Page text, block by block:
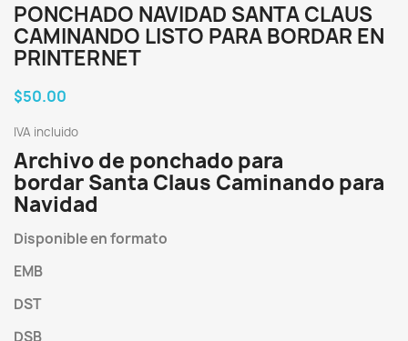
PONCHADO NAVIDAD SANTA CLAUS
CAMINANDO LISTO PARA BORDAR EN
PRINTERNET
$50.00
IVA incluido
Archivo de ponchado para
bordar Santa Claus Caminando para
Navidad
Disponible en formato
EMB
DST
DSB